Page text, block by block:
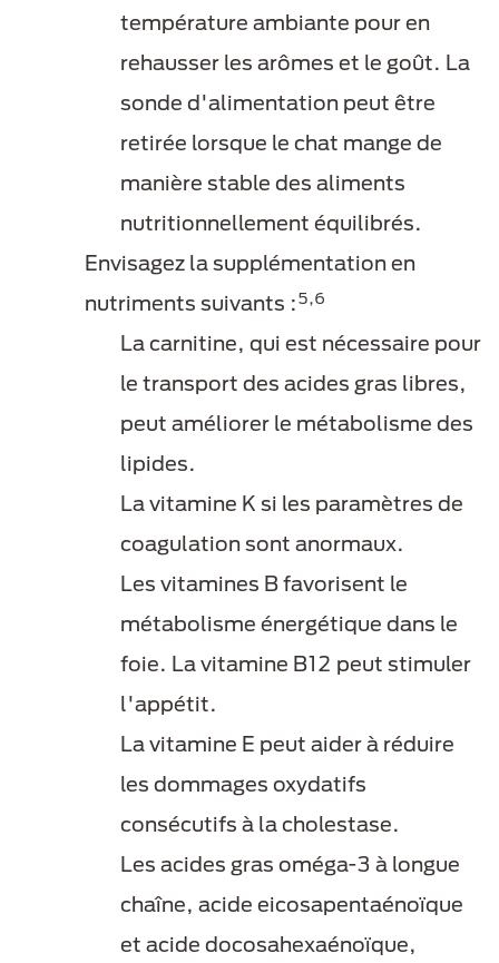
température ambiante pour en
rehausser les arômes et le goût. La
sonde d'alimentation peut être
retirée lorsque le chat mange de
manière stable des aliments
nutritionnellement équilibrés.
Envisagez la supplémentation en
nutriments suivants :5,6
La carnitine, qui est nécessaire pour
le transport des acides gras libres,
peut améliorer le métabolisme des
lipides.
La vitamine K si les paramètres de
coagulation sont anormaux.
Les vitamines B favorisent le
métabolisme énergétique dans le
foie. La vitamine B12 peut stimuler
l'appétit.
La vitamine E peut aider à réduire
les dommages oxydatifs
consécutifs à la cholestase.
Les acides gras oméga-3 à longue
chaîne, acide eicosapentaénoïque
et acide docosahexaénoïque,